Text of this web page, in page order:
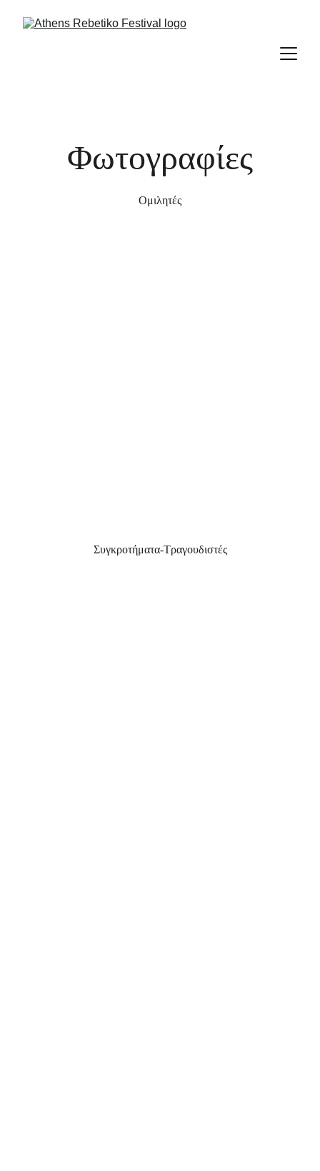
Φωτογραφίες
Ομιλητές
Συγκροτήματα-Τραγουδιστές